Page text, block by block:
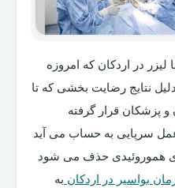
لیزر در اردکان که امروزه
نتایج رضایت بخشی که تا
و پزشکان قرار گرفته
سرپایی به حساب می آید
هموروئیدی حذف می شود
بواسیر در اردکان به